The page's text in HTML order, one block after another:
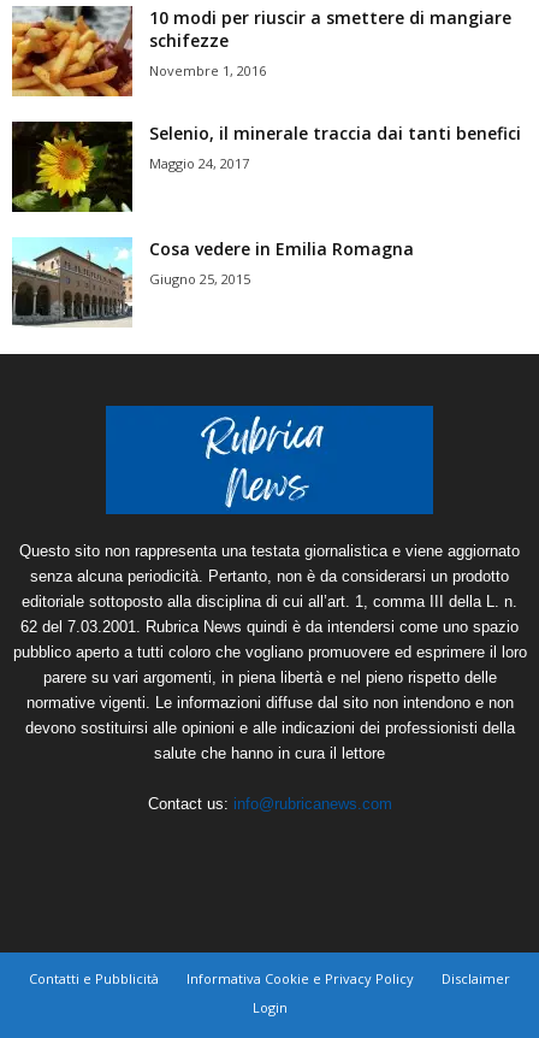
10 modi per riuscir a smettere di mangiare
schifezze
Novembre 1, 2016
Selenio, il minerale traccia dai tanti benefici
Maggio 24, 2017
Cosa vedere in Emilia Romagna
Giugno 25, 2015
Questo sito non rappresenta una testata giornalistica e viene aggiornato
senza alcuna periodicità. Pertanto, non è da considerarsi un prodotto
editoriale sottoposto alla disciplina di cui all’art. 1, comma III della L. n.
62 del 7.03.2001. Rubrica News quindi è da intendersi come uno spazio
pubblico aperto a tutti coloro che vogliano promuovere ed esprimere il loro
parere su vari argomenti, in piena libertà e nel pieno rispetto delle
normative vigenti. Le informazioni diffuse dal sito non intendono e non
devono sostituirsi alle opinioni e alle indicazioni dei professionisti della
salute che hanno in cura il lettore
Contact us: info@rubricanews.com
Contatti e Pubblicità Informativa Cookie e Privacy Policy
Disclaimer
Login